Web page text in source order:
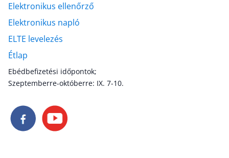
Elektronikus ellenőrző
Elektronikus napló
ELTE levelezés
Étlap
Ebédbefizetési időpontok;
Szeptemberre-októberre: IX. 7-10.